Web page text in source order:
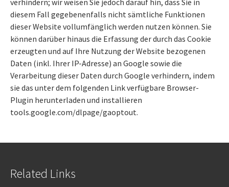
verhindern; wir weisen Sie jedoch darauf hin, dass Sie in
diesem Fall gegebenenfalls nicht sämtliche Funktionen
dieser Website vollumfänglich werden nutzen können. Sie
können darüber hinaus die Erfassung der durch das Cookie
erzeugten und auf Ihre Nutzung der Website bezogenen
Daten (inkl. Ihrer IP-Adresse) an Google sowie die
Verarbeitung dieser Daten durch Google verhindern, indem
sie das unter dem folgenden Link verfügbare Browser-
Plugin herunterladen und installieren
tools.google.com/dlpage/gaoptout.
Related Links